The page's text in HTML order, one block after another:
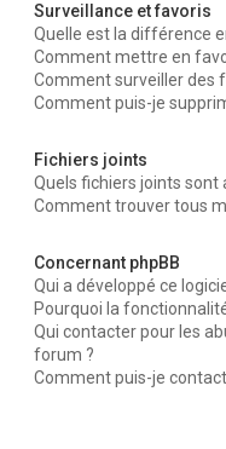
Surveillance et favoris
Quelle est la différence
Comment mettre en
Comment surveiller des
Comment puis-je
Fichiers joints
Quels fichiers joints sont
Comment trouver tous
Concernant phpBB
Qui a développé ce
Pourquoi la
Qui contacter pour les
forum ?
Comment puis-je